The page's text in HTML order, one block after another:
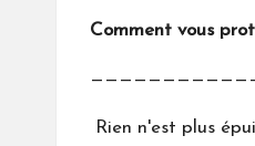
Comment vous
Rien n'est plus